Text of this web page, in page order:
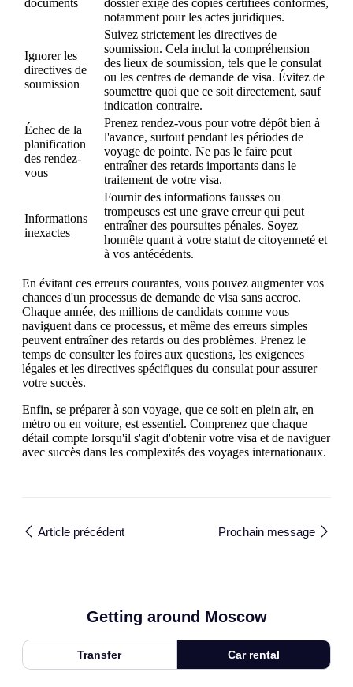
documents
dossier exige des copies certifiées conformes,
notamment pour les actes juridiques.
Ignorer les
directives de
soumission
Suivez strictement les directives de
soumission. Cela inclut la compréhension
des lieux de soumission, tels que le consulat
ou les centres de demande de visa. Évitez de
soumettre quoi que ce soit directement, sauf
indication contraire.
Échec de la
planification
des rendez-
vous
Prenez rendez-vous pour votre dépôt bien à
l'avance, surtout pendant les périodes de
voyage de pointe. Ne pas le faire peut
entraîner des retards importants dans le
traitement de votre visa.
Informations
inexactes
Fournir des informations fausses ou
trompeuses est une grave erreur qui peut
entraîner des poursuites pénales. Soyez
honnête quant à votre statut de citoyenneté et
à vos antécédents.
En évitant ces erreurs courantes, vous pouvez augmenter vos
chances d'un processus de demande de visa sans accroc.
Chaque année, des millions de candidats comme vous
naviguent dans ce processus, et même des erreurs simples
peuvent entraîner des retards ou des problèmes. Prenez le
temps de consulter les foires aux questions, les exigences
légales et les directives spécifiques du consulat pour assurer
votre succès.
Enfin, se préparer à son voyage, que ce soit en plein air, en
métro ou en voiture, est essentiel. Comprenez que chaque
détail compte lorsqu'il s'agit d'obtenir votre visa et de naviguer
avec succès dans les complexités des voyages internationaux.
Article précédent Prochain message
Getting around Moscow
Transfer Car rental